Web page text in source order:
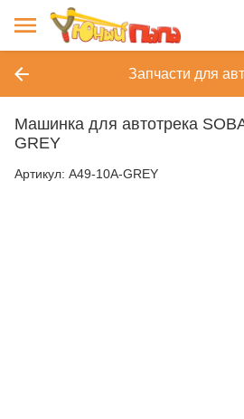
Запчасти для
Машинка для автотрека
GREY
Артикул: A49-10A-GREY